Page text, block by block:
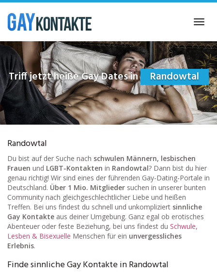
Skip
main
content
Triff jetzt heiße Gay Dates in Randowtal
Randowtal
Du bist auf der Suche nach schwulen Männern, lesbischen
Frauen und LGBT-Kontakten in Randowtal? Dann bist du hier
genau richtig! Wir sind eines der führenden Gay-Dating-Portale in
Deutschland. Über 1 Mio. Mitglieder suchen in unserer bunten
Community nach gleichgeschlechtlicher Liebe und heißen
Treffen. Bei uns findest du schnell und unkompliziert sinnliche
Gay Kontakte aus deiner Umgebung. Ganz egal ob erotisches
Abenteuer oder feste Beziehung, bei uns findest du Schwule,
Lesben & Bisexuelle Menschen für ein unvergessliches
Erlebnis.
Finde sinnliche Gay Kontakte in Randowtal